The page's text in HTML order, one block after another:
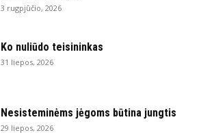
3 rugpjūčio, 2026
Ko nuliūdo teisininkas
31 liepos, 2026
Nesisteminėms jėgoms būtina jungtis
29 liepos, 2026